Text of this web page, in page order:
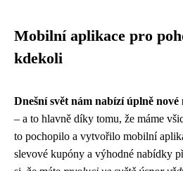
Mobilní aplikace pro
kdekoli
Dnešní svět nám nabízí úplně
– a to hlavně díky tomu, že máme
to pochopilo a vytvořilo mobilní
slevové kupóny a výhodné nabídky